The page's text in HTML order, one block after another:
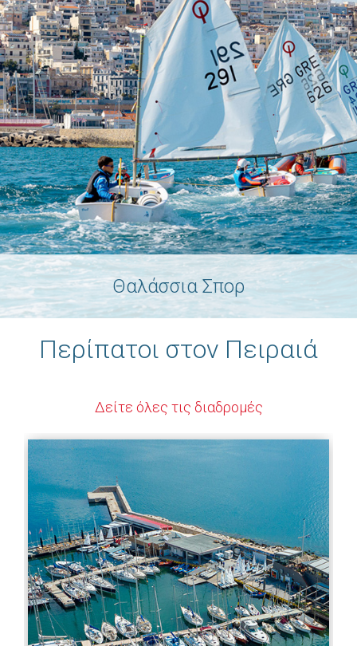
Θαλάσσια Σπορ
Περίπατοι στον Πειραιά
Δείτε όλες τις διαδρομές